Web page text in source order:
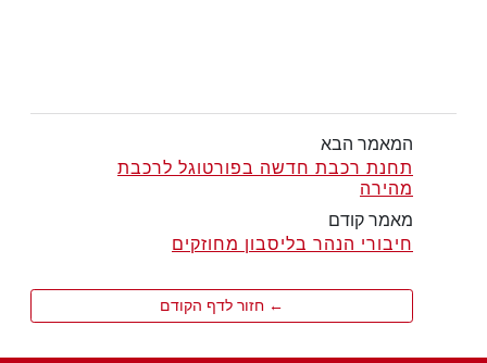
המאמר הבא
תחנת רכבת חדשה בפורטוגל לרכבת
מהירה
מאמר קודם
חיבורי הנהר בליסבון מחוזקים
← חזור לדף הקודם